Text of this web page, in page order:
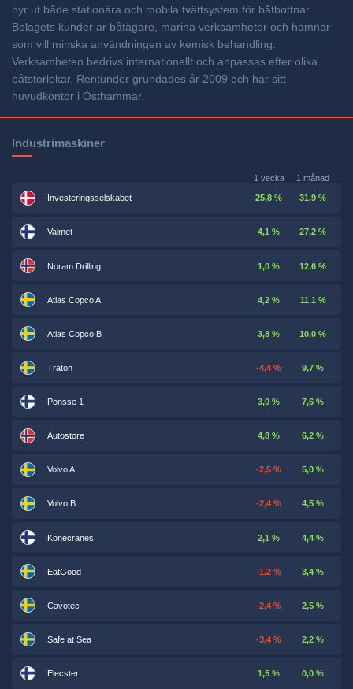
hyr ut både stationära och mobila tvättsystem för båtbottnar.
Bolagets kunder är båtägare, marina verksamheter och hamnar
som vill minska användningen av kemisk behandling.
Verksamheten bedrivs internationellt och anpassas efter olika
båtstorlekar. Rentunder grundades år 2009 och har sitt
huvudkontor i Östhammar.
Industrimaskiner
1 vecka 1 månad
Investeringsselskabet 25,8 % 31,9 %
Valmet 4,1 % 27,2 %
Noram Drilling 1,0 % 12,6 %
Atlas Copco A 4,2 % 11,1 %
Atlas Copco B 3,8 % 10,0 %
Traton -4,4 % 9,7 %
Ponsse 1 3,0 % 7,6 %
Autostore 4,8 % 6,2 %
Volvo A -2,5 % 5,0 %
Volvo B -2,4 % 4,5 %
Konecranes 2,1 % 4,4 %
EatGood -1,2 % 3,4 %
Cavotec -2,4 % 2,5 %
Safe at Sea -3,4 % 2,2 %
Elecster 1,5 % 0,0 %